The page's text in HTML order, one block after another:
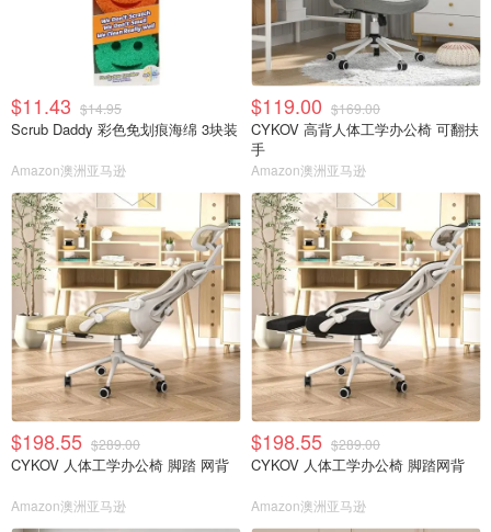
$11.43 $14.95
Scrub Daddy 彩色免划痕海绵 3块装
Amazon澳洲亚马逊
$119.00 $169.00
CYKOV 高背人体工学办公椅 可翻扶
手
Amazon澳洲亚马逊
$198.55 $289.00
CYKOV 人体工学办公椅 脚踏 网背
Amazon澳洲亚马逊
$198.55 $289.00
CYKOV 人体工学办公椅 脚踏网背
Amazon澳洲亚马逊